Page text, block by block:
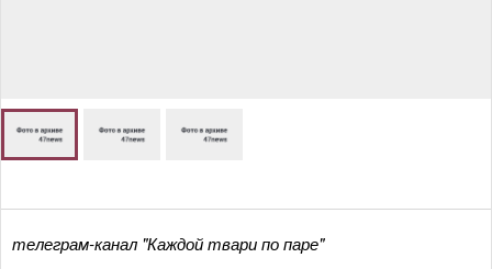
телеграм-канал "Каждой твари по паре"